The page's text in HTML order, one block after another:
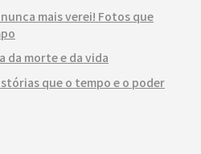
mais verei! Fotos que
da morte e da vida
que o tempo e o poder